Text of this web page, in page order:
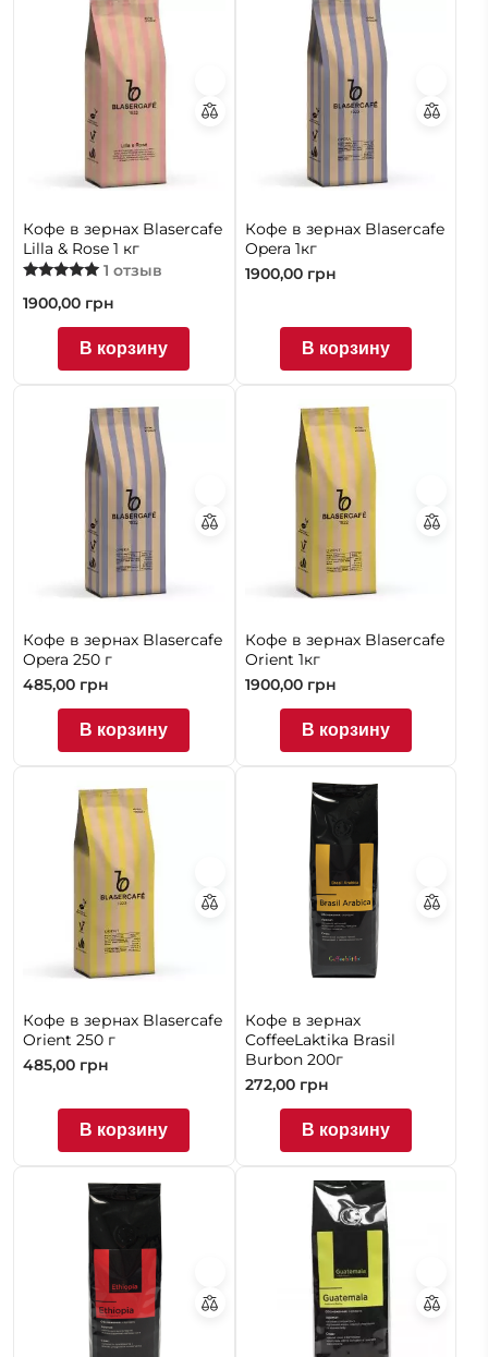
Кофе в зернах Blasercafe
Lilla & Rose 1 кг
5.00
1 отзыв
1900,00 грн
В корзину
Кофе в зернах Blasercafe
Opera 1кг
1900,00 грн
В корзину
Кофе в зернах Blasercafe
Opera 250 г
485,00 грн
В корзину
Кофе в зернах Blasercafe
Orient 1кг
1900,00 грн
В корзину
Кофе в зернах Blasercafe
Orient 250 г
485,00 грн
В корзину
Кофе в зернах
CoffeeLaktika Brasil
Burbon 200г
272,00 грн
В корзину